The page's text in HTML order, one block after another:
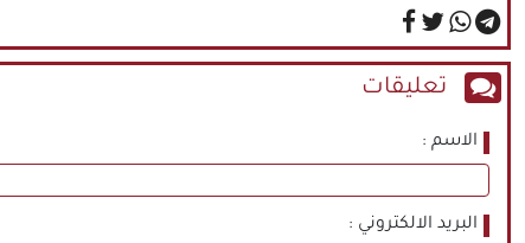
تعليقات
الاسم
البريد الالكتروني